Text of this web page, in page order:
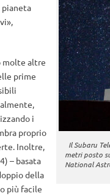
Il Subaru
metri posto
National
pianeta
molte altre
prime
i
proprio
Inoltre,
– basata
della
più facile